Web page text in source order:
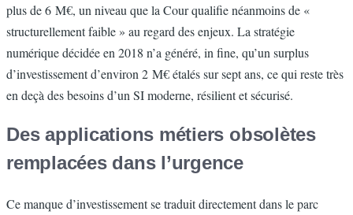
plus de 6 M€, un niveau que la Cour qualifie néanmoins de «
structurellement faible » au regard des enjeux. La stratégie
numérique décidée en 2018 n’a généré, in fine, qu’un surplus
d’investissement d’environ 2 M€ étalés sur sept ans, ce qui reste très
en deçà des besoins d’un SI moderne, résilient et sécurisé.
Des applications métiers obsolètes
remplacées dans l’urgence
Ce manque d’investissement se traduit directement dans le parc